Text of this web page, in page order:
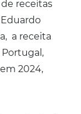
receitas
Eduardo
a receita
2024,